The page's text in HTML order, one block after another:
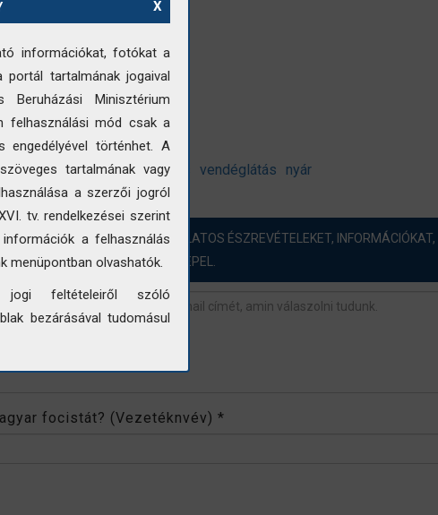
szálló turizmus vendéglátás nyár
A FOTÓINKKAL KAPCSOLATOS ÉSZREVÉTELEKET, INFORMÁCIÓKAT,
AHOL „NINCS ADAT” SZEREPEL.
focistát? (Vezetéknvév)*
X
információkat, fotókat a
tartalmának jogaival
Minisztérium
felhasználási mód csak a
engedélyével történhet. A
tartalmának vagy
a szerzői jogról
tv. rendelkezései szerint
a felhasználás
menüpontban olvashatók.
jogi feltételeiről szóló
bezárásával tudomásul